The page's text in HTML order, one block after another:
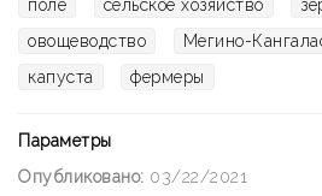
поле сельское хозяйство
овощеводство
Мегино-
капуста
фермеры
Параметры
Опубликовано: 03/22/2021